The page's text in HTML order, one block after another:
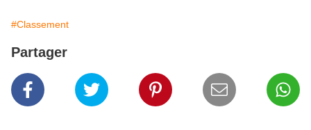
#Classement
Partager